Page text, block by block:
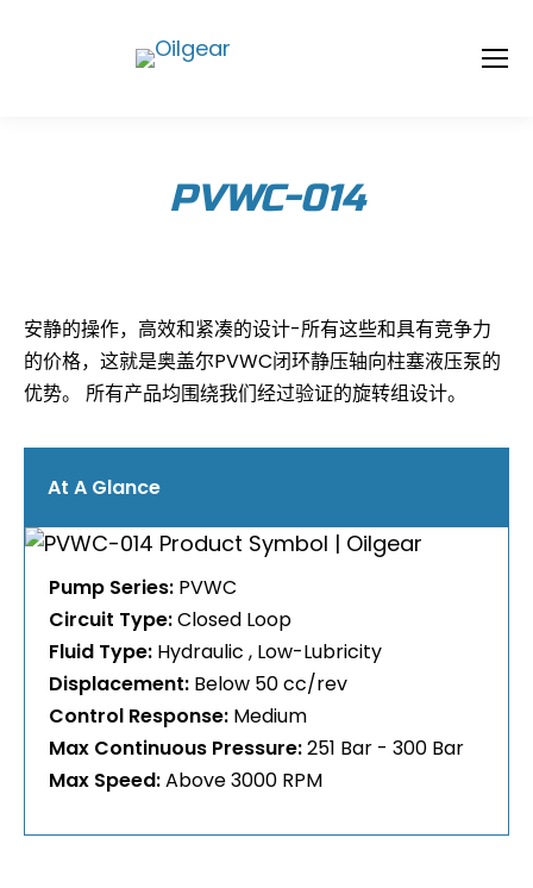
PVWC-014
安静的操作，高效和紧凑的设计-所有这些和具有竞争力
的价格，这就是奥盖尔PVWC闭环静压轴向柱塞液压泵的
优势。 所有产品均围绕我们经过验证的旋转组设计。
At A Glance
Pump Series: PVWC
Circuit Type:Closed Loop
Fluid Type: Hydraulic Low-Lubricity
Displacement: Below 50 cc/rev
Control Response: Medium
Max Continuous Pressure:251 Bar - 300 Bar
Max Speed:Above 3000 RPM